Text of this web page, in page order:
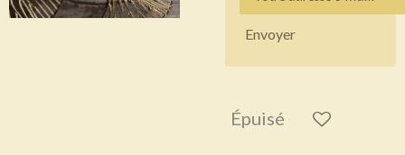
Envoyer
Épuisé